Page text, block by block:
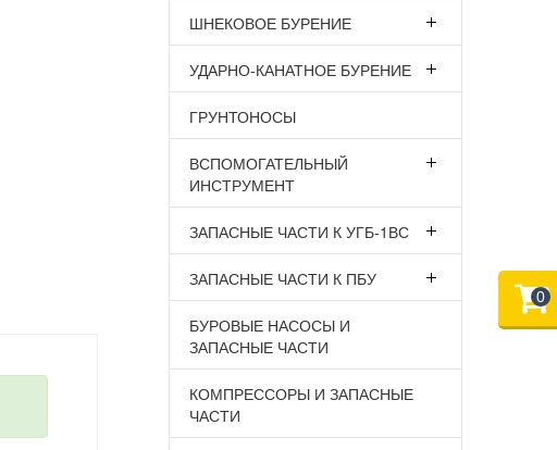
ШНЕКОВОЕ БУРЕНИЕ
УДАРНО-КАНАТНОЕ БУРЕНИЕ
ГРУНТОНОСЫ
ВСПОМОГАТЕЛЬНЫЙ
ИНСТРУМЕНТ
ЗАПАСНЫЕ ЧАСТИ К УГБ-1ВС
ЗАПАСНЫЕ ЧАСТИ К ПБУ
БУРОВЫЕ НАСОСЫ И
ЗАПАСНЫЕ ЧАСТИ
КОМПРЕССОРЫ И ЗАПАСНЫЕ
ЧАСТИ
0